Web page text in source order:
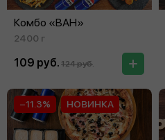
Комбо «ВАН»
2400 г
109 руб. 124 руб.
−11.3% НОВИНКА